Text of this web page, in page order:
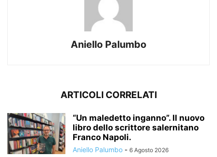
Aniello Palumbo
ARTICOLI CORRELATI
“Un maledetto inganno”. Il nuovo
libro dello scrittore salernitano
Franco Napoli.
Aniello Palumbo - 6 Agosto 2026